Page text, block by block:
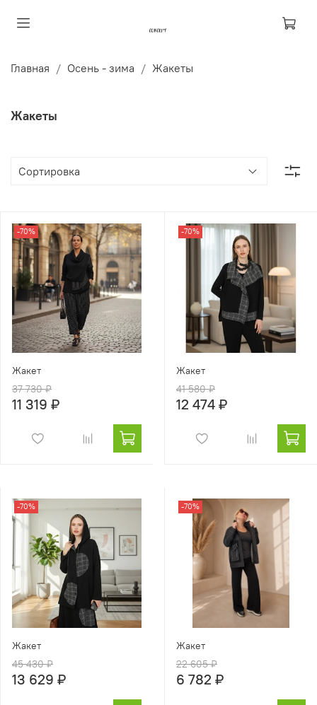
Главная Осень - зима Жакеты
Жакеты
-70%
Жакет
37 730 ₽
11 319 ₽
-70%
Жакет
41 580 ₽
12 474 ₽
-70%
Жакет
45 430 ₽
13 629 ₽
-70%
Жакет
22 605 ₽
6 782 ₽